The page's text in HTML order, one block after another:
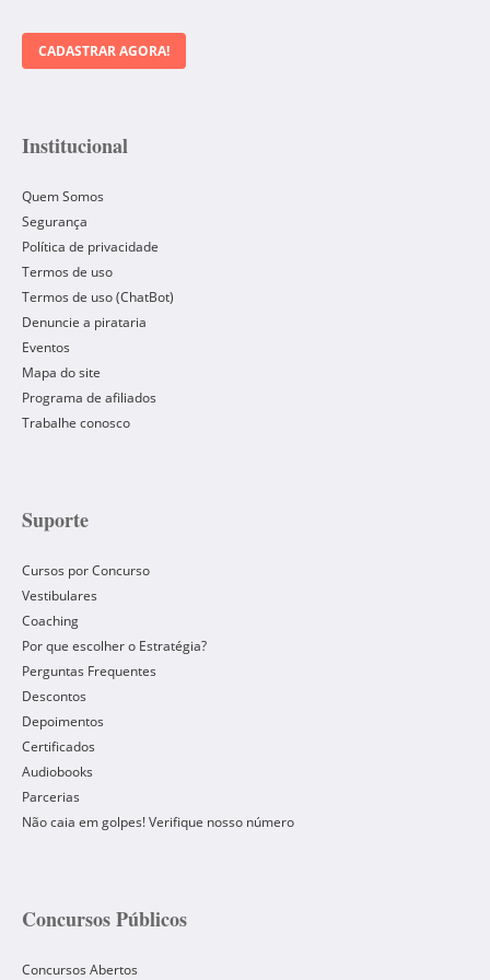
CADASTRAR AGORA!
Institucional
Quem Somos
Segurança
Política de privacidade
Termos de uso
Termos de uso (ChatBot)
Denuncie a pirataria
Eventos
Mapa do site
Programa de afiliados
Trabalhe conosco
Suporte
Cursos por Concurso
Vestibulares
Coaching
Por que escolher o Estratégia?
Perguntas Frequentes
Descontos
Depoimentos
Certificados
Audiobooks
Parcerias
Não caia em golpes! Verifique nosso número
Concursos Públicos
Concursos Abertos